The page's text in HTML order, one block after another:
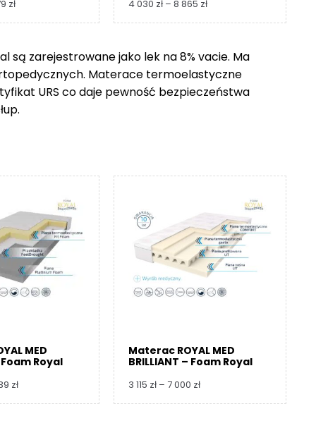
złZakres
229 zł
do
2
4 030 zł – 8 865 złZakres
030 zł
do
8
są zarejestrowane jako lek na 8% vacie. Ma
Materace termoelastyczne
URS co daje pewność bezpieczeństwa
MED
Foam Royal
złZakres
Materac ROYAL MED
BRILLIANT – Foam Royal
3 115 zł – 7 000 złZakres